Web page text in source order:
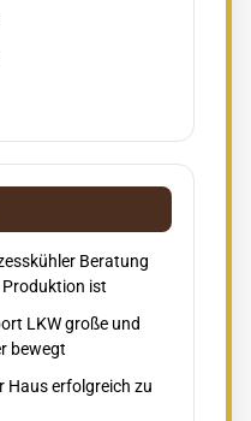
Beratung
ist
LKW große und
bewegt
Haus erfolgreich zu